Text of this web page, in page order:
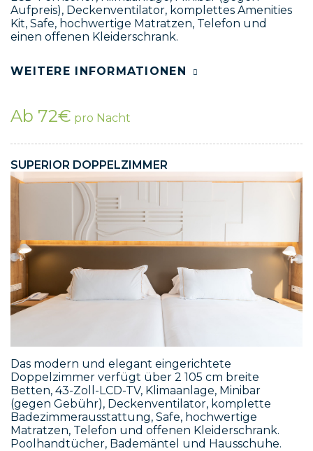
Aufpreis), Deckenventilator, komplettes Amenities
Kit, Safe, hochwertige Matratzen, Telefon und
einen offenen Kleiderschrank.
WEITERE INFORMATIONEN
Ab 72€ pro Nacht
SUPERIOR DOPPELZIMMER
Das modern und elegant eingerichtete
Doppelzimmer verfügt über 2 105 cm breite
Betten, 43-Zoll-LCD-TV, Klimaanlage, Minibar
(gegen Gebühr), Deckenventilator, komplette
Badezimmerausstattung, Safe, hochwertige
Matratzen, Telefon und offenen Kleiderschrank.
Poolhandtücher, Bademäntel und Hausschuhe.